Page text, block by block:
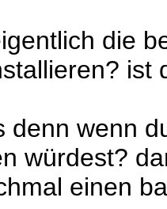
die
ist
denn wenn
würdest?
einen